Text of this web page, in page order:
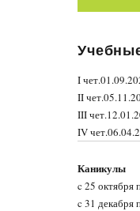
I
II
III
IV
Каникулы
c 25 октября
c 31 декабря